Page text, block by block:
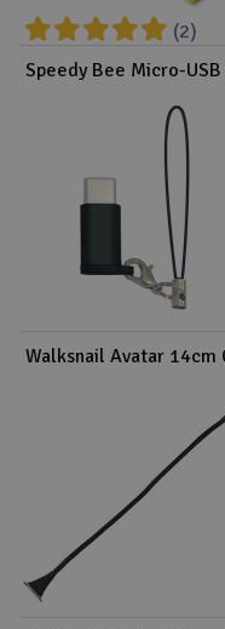
(2)
Speedy Bee Micro-
Walksnail Avatar 14cm